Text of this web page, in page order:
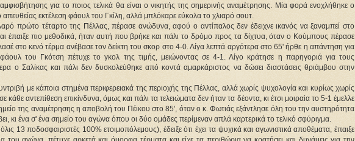
για το ποιος τελικά θα είναι ο νικητής της σημερινής αναμέτρησης. Μία φορά ενοχλήθηκε ο
εκτέλεση φάουλ του Γκίλη, αλλά μπλόκαρε εύκολα το χλιαρό σουτ.
πρώτο τέταρτο της Πέλλας, πέρασε ανώδυνα, αφού ο αντίπαλος δεν έδειχνε ικανός να ξαναμπεί στο
έπαιξε πιο μεθοδικά, ήταν αυτή που βρήκε και πάλι το δρόμο προς τα δίχτυα, όταν ο Κούμπους πέρασε
στο κενό τέρμα ανέβασε τον δείκτη του σκορ στο 4-0. Λίγα λεπτά αργότερα στο 65' ήρθε η απάντηση για
του Γκότση πέτυχε το γκολ της τιμής, μειώνοντας σε 4-1. Λίγο κράτησε η παρηγοριά για τους
ο Σαλίκας και πάλι δεν δυσκολεύθηκε από κοντά αμαρκάριστος να δώσει διαστάσεις θριάμβου στην
με κάποια στημένα περιφερειακά της περιοχής της Πέλλας, αλλά χωρίς ψυχολογία και κυρίως χωρίς
αντεπίθεση επικίνδυνα, όμως και πάλι τα τελειώματα δεν ήταν τα δέοντα, κι έτσι μοιραία το 5-1 έμελλε
της αναμέτρησης η αποβολή του Πέικου στο 85', όταν ο κ. Φωτιάς εξάντλησε όλη του την αυστηρότητα
κι ένα σ' ένα σημείο του αγώνα όπου οι δύο ομάδες περίμεναν απλά καρτερικά το τελικό σφύριγμα.
13 ποδοσφαιριστές 100% ετοιμοπόλεμους), έδειξε ότι έχει τα ψυχικά και αγωνιστικά αποθέματα, έπαιξε